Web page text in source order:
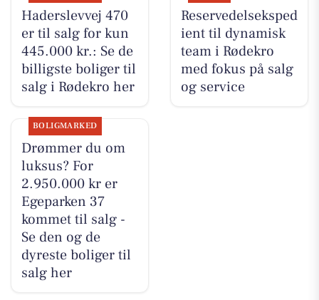
Haderslevvej 470
er til salg for kun
445.000 kr.: Se de
billigste boliger til
salg i Rødekro her
Reservedelseksped
ient til dynamisk
team i Rødekro
med fokus på salg
og service
BOLIGMARKED
Drømmer du om
luksus? For
2.950.000 kr er
Egeparken 37
kommet til salg -
Se den og de
dyreste boliger til
salg her